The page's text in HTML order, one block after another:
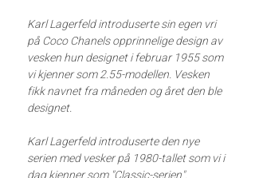
Karl Lagerfeld introduserte sin egen vri
på Coco Chanels opprinnelige design av
vesken hun designet i februar 1955 som
vi kjenner som 2.55-modellen. Vesken
fikk navnet fra måneden og året den ble
designet.
Karl Lagerfeld introduserte den nye
serien med vesker på 1980-tallet som vi i